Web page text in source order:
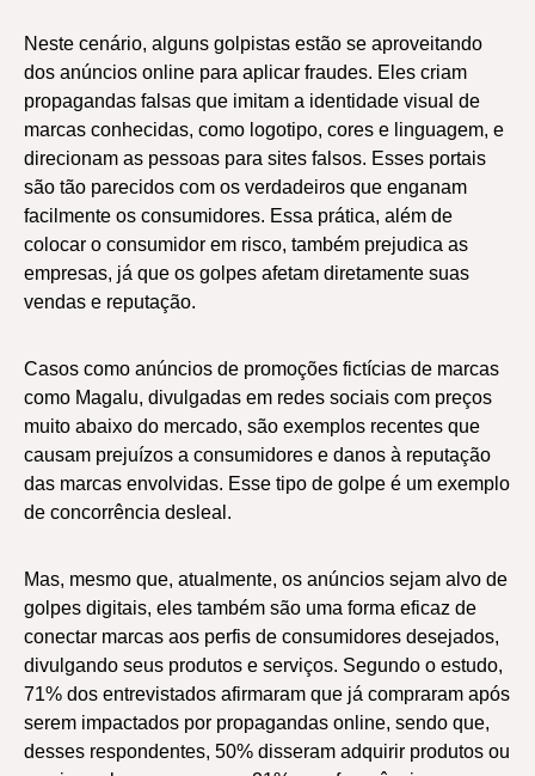
Neste cenário, alguns golpistas estão se aproveitando
dos anúncios online para aplicar fraudes. Eles criam
propagandas falsas que imitam a identidade visual de
marcas conhecidas, como logotipo, cores e linguagem, e
direcionam as pessoas para sites falsos. Esses portais
são tão parecidos com os verdadeiros que enganam
facilmente os consumidores. Essa prática, além de
colocar o consumidor em risco, também prejudica as
empresas, já que os golpes afetam diretamente suas
vendas e reputação.
Casos como anúncios de promoções fictícias de marcas
como Magalu, divulgadas em redes sociais com preços
muito abaixo do mercado, são exemplos recentes que
causam prejuízos a consumidores e danos à reputação
das marcas envolvidas. Esse tipo de golpe é um exemplo
de concorrência desleal.
Mas, mesmo que, atualmente, os anúncios sejam alvo de
golpes digitais, eles também são uma forma eficaz de
conectar marcas aos perfis de consumidores desejados,
divulgando seus produtos e serviços. Segundo o estudo,
71% dos entrevistados afirmaram que já compraram após
serem impactados por propagandas online, sendo que,
desses respondentes, 50% disseram adquirir produtos ou